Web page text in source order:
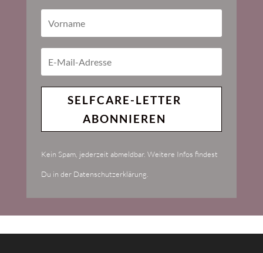
SELFCARE-LETTER
ABONNIEREN
Kein Spam, jederzeit abmeldbar. Weitere Infos findest
Du in der Datenschutzerklärung.